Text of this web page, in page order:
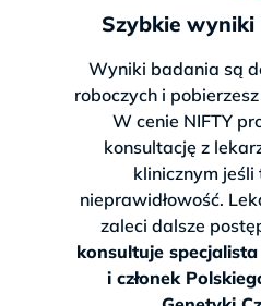
Szybkie wyniki
Wyniki badania są
roboczych i
W cenie NIFTY
konsultację z
klinicznym
nieprawidłowość.
zaleci dalsze
konsultuje
i członek